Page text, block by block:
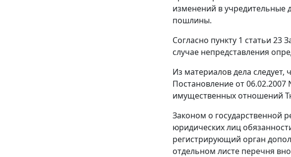
изменений в учредительные
пошлины.
Согласно пункту 1 статьи 23
случае непредставления
Из материалов дела
Постановление от
имущественных отношений
Законом о государственной
юридических лиц
регистрирующий орган
отдельном листе перечня